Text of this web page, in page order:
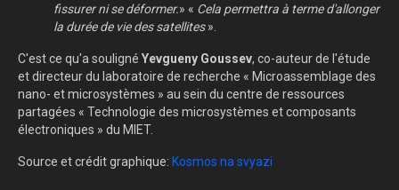
fissurer ni se déformer.» « Cela permettra à terme d'allonger
la durée de vie des satellites».
C'est ce qu'a souligné Yevgueny Goussev, co-auteur de l'étude
et directeur du laboratoire de recherche « Microassemblage des
nano- et microsystèmes » au sein du centre de ressources
partagées « Technologie des microsystèmes et composants
électroniques » du MIET.
Source et crédit graphique: Kosmos na svyazi